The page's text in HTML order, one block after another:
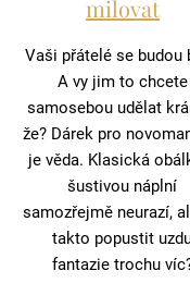
milovat
Vaši přátelé se budou
A vy jim to chcete
samosebou udělat
že? Dárek pro
je věda. Klasická
šustivou náplní
samozřejmě neurazí,
takto popustit
fantazie trochu